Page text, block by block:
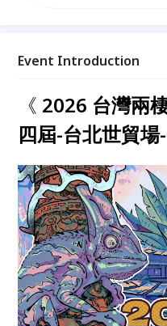
爬蟲廠商且最大的展覽
歡迎大家的到來！！我
相見！！
Event Introduction
《 2026 台灣兩
四屆-台北世貿場-